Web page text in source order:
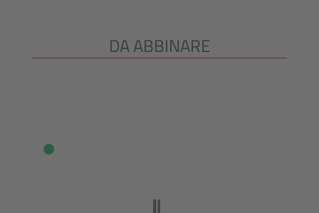
Salta la galleria dei prodotti
DA ABBINARE